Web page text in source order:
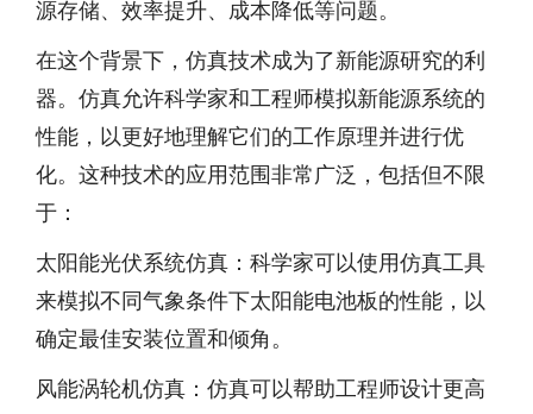
源存储、效率提升、成本降低等问题。
在这个背景下，仿真技术成为了新能源研究的利
器。仿真允许科学家和工程师模拟新能源系统的
性能，以更好地理解它们的工作原理并进行优
化。这种技术的应用范围非常广泛，包括但不限
于：
太阳能光伏系统仿真：科学家可以使用仿真工具
来模拟不同气象条件下太阳能电池板的性能，以
确定最佳安装位置和倾角。
风能涡轮机仿真：仿真可以帮助工程师设计更高